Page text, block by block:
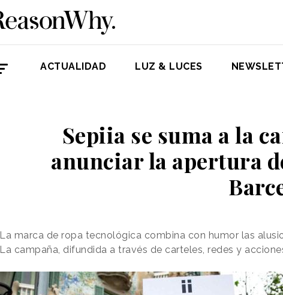
ACTUALIDAD LUZ & LUCES
Sepiia se suma a la
anunciar la apertura
La marca de ropa tecnológica combina con humor las
La campaña, difundida a través de carteles, redes y